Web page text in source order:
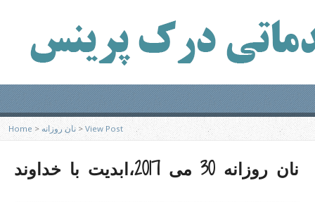
Home > نان روزانه > View Post
نان روزانه 30 می 2017،ابدیت با خداوند